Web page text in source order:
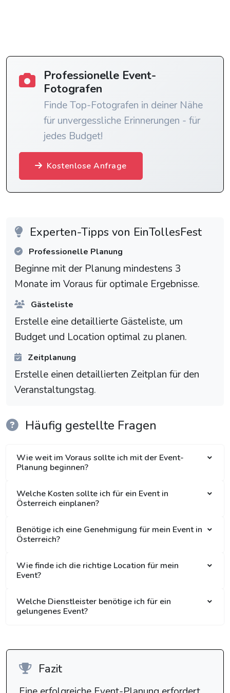
Professionelle Event-
Fotografen
Finde Top-Fotografen in deiner Nähe
für unvergessliche Erinnerungen - für
jedes Budget!
Kostenlose Anfrage
Experten-Tipps von EinTollesFest
Professionelle Planung
Beginne mit der Planung mindestens 3
Monate im Voraus für optimale Ergebnisse.
Gästeliste
Erstelle eine detaillierte Gästeliste, um
Budget und Location optimal zu planen.
Zeitplanung
Erstelle einen detaillierten Zeitplan für den
Veranstaltungstag.
Häufig gestellte Fragen
Wie weit im Voraus sollte ich mit der Event-
Planung beginnen?
Welche Kosten sollte ich für ein Event in
Österreich einplanen?
Benötige ich eine Genehmigung für mein Event in
Österreich?
Wie finde ich die richtige Location für mein
Event?
Welche Dienstleister benötige ich für ein
gelungenes Event?
Fazit